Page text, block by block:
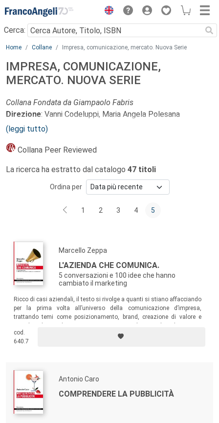
Menu
Cerca:
Main content
Home Collane Impresa, comunicazione, mercato. Nuova Serie
IMPRESA, COMUNICAZIONE,
MERCATO. NUOVA SERIE
Collana Fondata da Giampaolo Fabris
Direzione: Vanni Codeluppi, Maria Angela Polesana
Collana, l’intento è quello di favorire la comprensione della
comunicazione d’impresa, nell’attuale contesto sociale e di
È ormai largamente accettata l’idea che i fenomeni di
consumo siano fenomeni economici, ma anche fenomeni di
aggiornato delle principali problematiche in questo ambito,
non si potrà quindi prescindere da una spiccata attenzione
mondo del consumo.
Inoltre, per rendere conto delle mille sfaccettature della
comunicazione d’impresa contemporanea, si cercherà di
parlare di pubblicità, ma anche dei sempre più numerosi
strumenti che l’esplosione deinew mediaha portato alla
Attingendo a diverse prospettive disciplinari, i volumi della
professionisti della comunicazione, ma anche per quanti a
questo mondo si stanno affacciando.
Comitato scientifico
(leggi tutto)
Collana Peer Reviewed
La ricerca ha estratto dal catalogo 47 titoli
Ordina per
1 2 3 4 5
Marcello Zeppa
L'AZIENDA CHE COMUNICA.
5 conversazioni e 100 idee che hanno
cambiato il marketing
Ricco di casi aziendali, il testo si rivolge a quanti si stiano affacciando
per la prima volta all’universo della comunicazione d’impresa,
trattando temi come posizionamento, brand, creazione di valore e
cod.
640.7
Antonio Caro
COMPRENDERE LA PUBBLICITÀ